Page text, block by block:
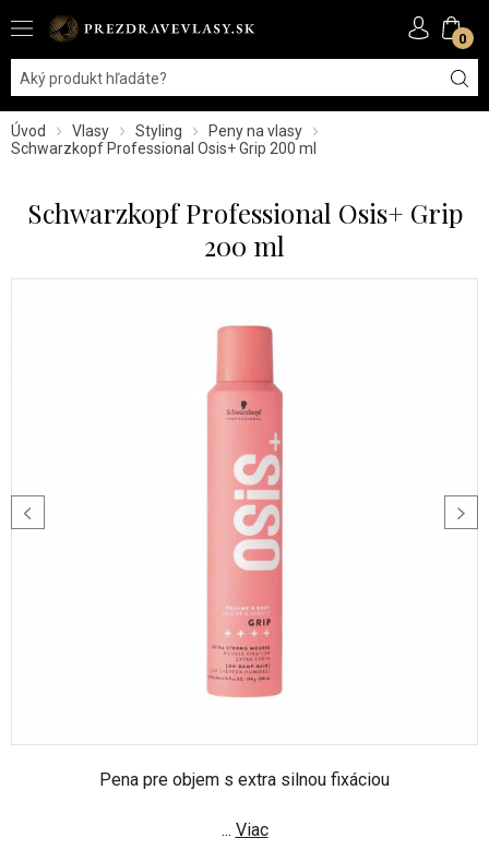
0
Úvod Vlasy Styling
Peny na vlasy
Schwarzkopf Professional Osis+ Grip 200 ml
Schwarzkopf Professional Osis+ Grip
200 ml
Pena pre objem s extra silnou fixáciou
... Viac